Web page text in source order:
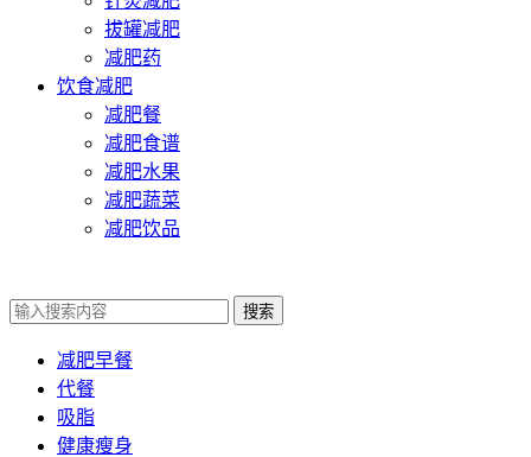
拔罐减肥
减肥药
饮食减肥
减肥餐
减肥食谱
减肥水果
减肥蔬菜
减肥饮品
搜索
减肥早餐
代餐
吸脂
健康瘦身